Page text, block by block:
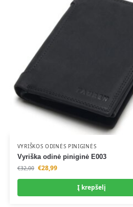
VYRIŠKOS ODINĖS PINIGINĖS
Vyriška odinė piniginė E003
€32,00 €28,99
Į krepšelį